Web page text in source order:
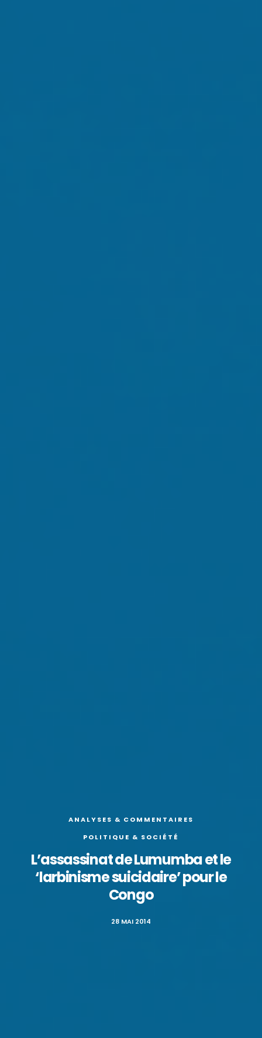
ANALYSES & COMMENTAIRES
POLITIQUE & SOCIÉTÉ
L’assassinat de Lumumba et le
‘larbinisme suicidaire’ pour le
Congo
28 MAI 2014